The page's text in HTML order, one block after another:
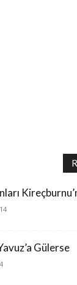
Gülerse